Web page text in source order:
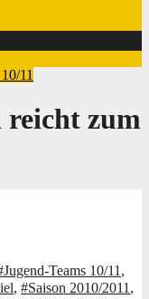
11
reicht zum
Teams 10/11,
, #Saison 2010/2011,